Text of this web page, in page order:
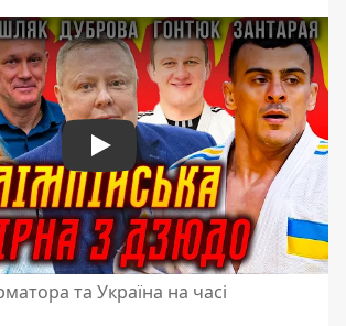
Play
та Україна на часі